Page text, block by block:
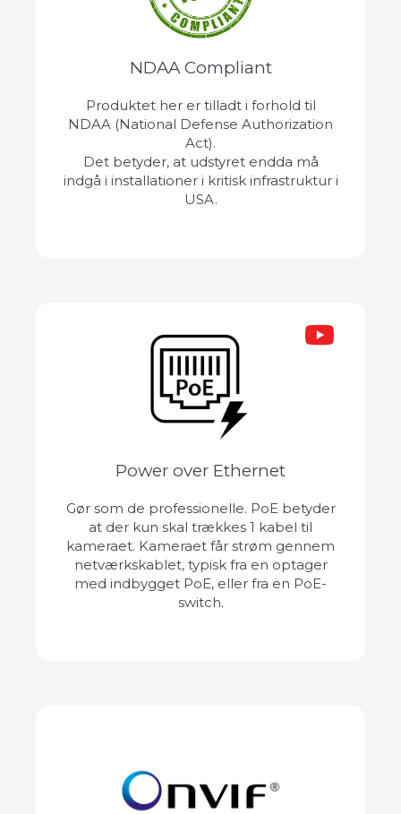
NDAA Compliant
Produktet her er tilladt i forhold til
NDAA (National Defense Authorization
Act).
Det betyder, at udstyret endda må
indgå i installationer i kritisk infrastruktur i
USA.
Power over Ethernet
Gør som de professionelle. PoE betyder
at der kun skal trækkes 1 kabel til
kameraet. Kameraet får strøm gennem
netværkskablet, typisk fra en optager
med indbygget PoE, eller fra en PoE-
switch.